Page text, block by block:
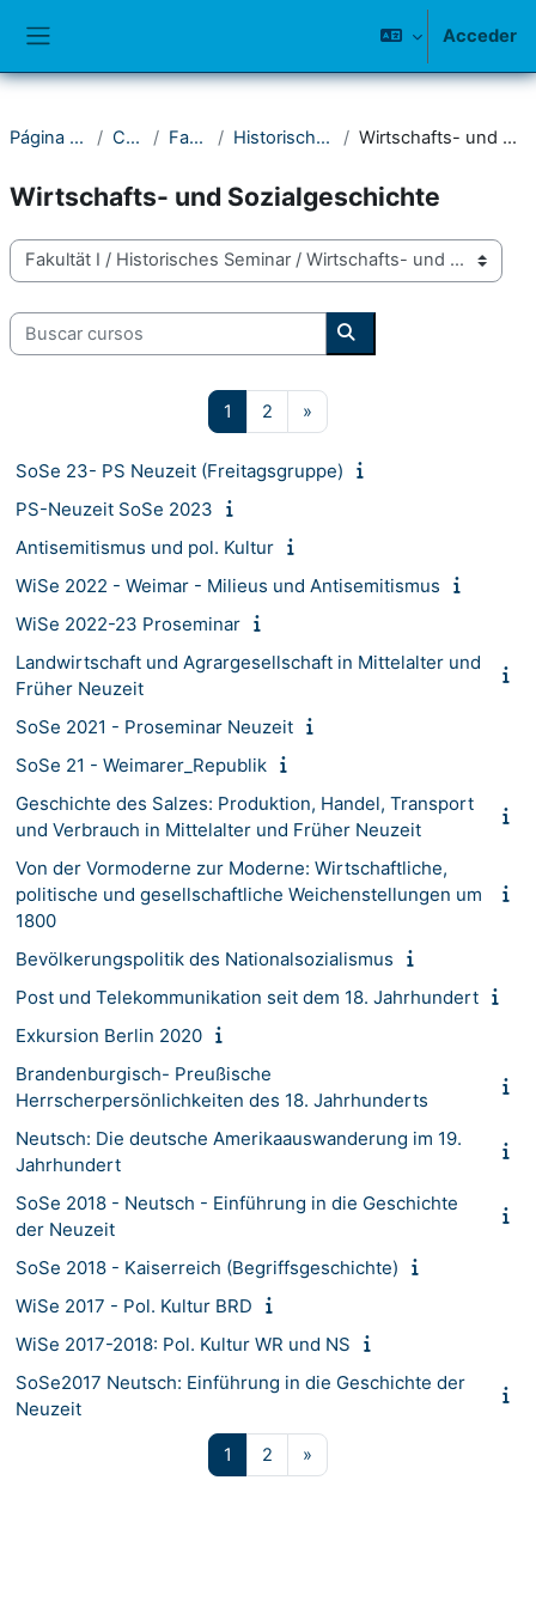
Acceder
Página Principal Cursos Fakultät I Historisches Seminar Wirtschafts- und Sozialgeschichte
Wirtschafts- und Sozialgeschichte
Categorías
Buscar cursos
Buscar cursos
1 Página 1
2 Página 2
»
SoSe 23- PS Neuzeit (Freitagsgruppe)
PS-Neuzeit SoSe 2023
Antisemitismus und pol. Kultur
WiSe 2022 - Weimar - Milieus und Antisemitismus
WiSe 2022-23 Proseminar
Landwirtschaft und Agrargesellschaft in Mittelalter und
Früher Neuzeit
SoSe 2021 - Proseminar Neuzeit
SoSe 21 - Weimarer_Republik
Geschichte des Salzes: Produktion, Handel, Transport
und Verbrauch in Mittelalter und Früher Neuzeit
Von der Vormoderne zur Moderne: Wirtschaftliche,
politische und gesellschaftliche Weichenstellungen um
1800
Bevölkerungspolitik des Nationalsozialismus
Post und Telekommunikation seit dem 18. Jahrhundert
Exkursion Berlin 2020
Brandenburgisch- Preußische
Herrscherpersönlichkeiten des 18. Jahrhunderts
Neutsch: Die deutsche Amerikaauswanderung im 19.
Jahrhundert
SoSe 2018 - Neutsch - Einführung in die Geschichte
der Neuzeit
SoSe 2018 - Kaiserreich (Begriffsgeschichte)
WiSe 2017 - Pol. Kultur BRD
WiSe 2017-2018: Pol. Kultur WR und NS
SoSe2017 Neutsch: Einführung in die Geschichte der
Neuzeit
1 Página 1
2 Página 2
»